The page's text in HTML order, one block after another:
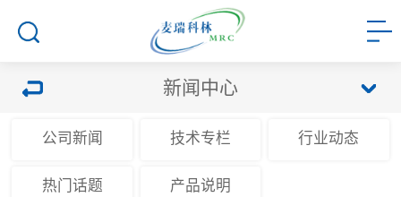
新闻中心
公司新闻 技术专栏 行业动态
热门话题 产品说明